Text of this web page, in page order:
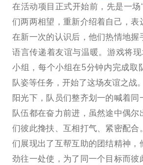
在活动项目正式开始前，先是一场
们两两相望，重新介绍着自己，表
在新一次的认识后，他们热情地握
语言传递着友谊与温暖。游戏将
小组，每个小组在5分钟内完成取
队姿等任务，开始了这场友谊之战。
阳光下，队员们整齐划一的喊着同
队伍都在奋力前进，虽然途中偶尔
们彼此搀扶、互相打气、紧密配合
们展现出了互帮互助的团结精神，
劲往一处使，为了同一个目标而彼